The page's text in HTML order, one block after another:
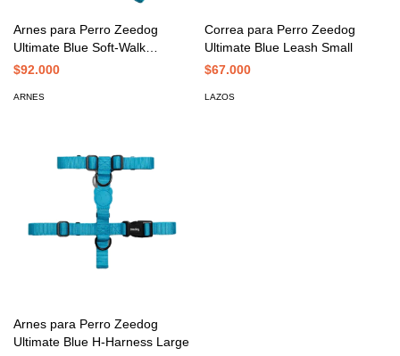
Arnes para Perro Zeedog
Ultimate Blue Soft-Walk
Harness Small
$92.000
ARNES
Correa para Perro Zeedog
Ultimate Blue Leash Small
$67.000
LAZOS
Arnes para Perro Zeedog
Ultimate Blue H-Harness Large